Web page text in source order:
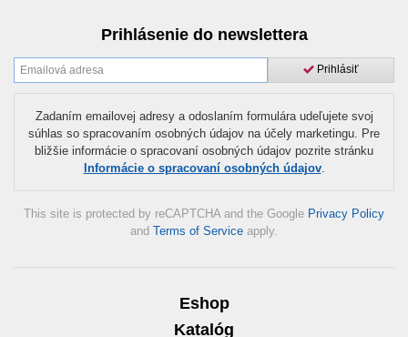
Prihlásenie do newslettera
Prihlásiť
Zadaním emailovej adresy a odoslaním formulára udeľujete svoj
súhlas so spracovaním osobných údajov na účely marketingu. Pre
bližšie informácie o spracovaní osobných údajov pozrite stránku
Informácie o spracovaní osobných údajov.
This site is protected by reCAPTCHA and the Google Privacy Policy
and Terms of Service apply.
Eshop
Katalóg